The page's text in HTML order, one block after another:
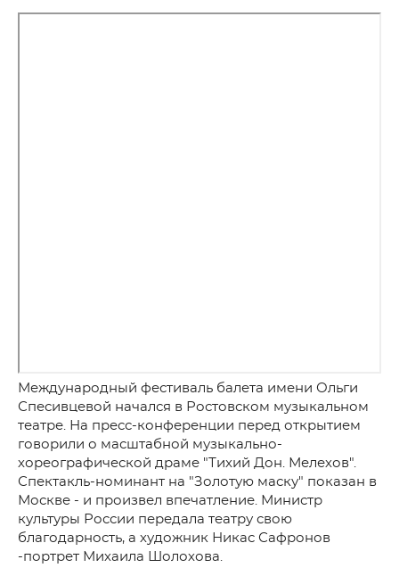
Международный фестиваль балета имени Ольги
Спесивцевой начался в Ростовском музыкальном
театре. На пресс-конференции перед открытием
говорили о масштабной музыкально-
хореографической драме "Тихий Дон. Мелехов".
Спектакль-номинант на "Золотую маску" показан в
Москве - и произвел впечатление. Министр
культуры России передала театру свою
благодарность, а художник Никас Сафронов
-портрет Михаила Шолохова.